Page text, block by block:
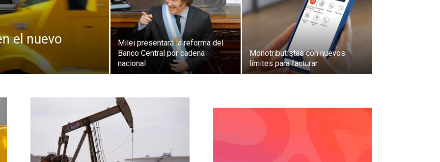
el nuevo
Milei presentará la reforma del
Banco Central por cadena
nacional
Monotributistas con nuevos
límites para facturar